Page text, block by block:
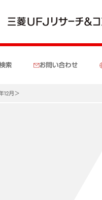
索 お問い合わせ
12月＞